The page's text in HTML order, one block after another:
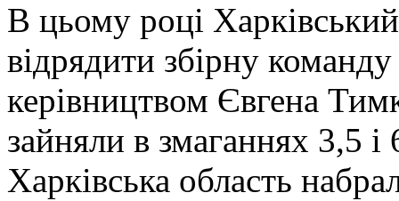
В цьому році
відрядити збірну команду
керівництвом Євгена
зайняли в змаганнях 3,5
Харківська область